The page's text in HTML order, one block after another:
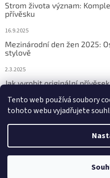
Tento web používá soubory
tohoto webu vyjadřujete
Strom života význam:
přívěsku
16.9.2025
Mezinárodní den žen 2025:
stylově
2.3.2025
Jak vyrobit originální
2.3.2025
Přívěsky na